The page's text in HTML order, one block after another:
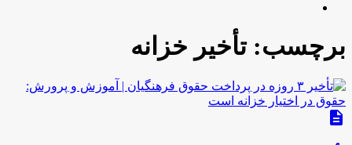
برچسب:تأخیر خزانه
description